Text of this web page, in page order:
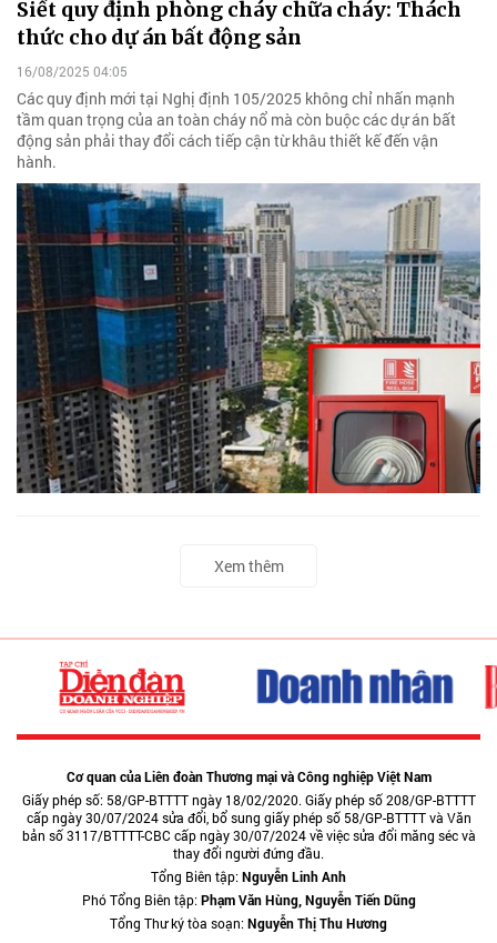
Siết quy định phòng cháy chữa cháy: Thách
thức cho dự án bất động sản
16/08/2025 04:05
Các quy định mới tại Nghị định 105/2025 không chỉ nhấn mạnh
tầm quan trọng của an toàn cháy nổ mà còn buộc các dự án bất
động sản phải thay đổi cách tiếp cận từ khâu thiết kế đến vận
hành.
Xem thêm
Cơ quan của Liên đoàn Thương mại và Công nghiệp Việt Nam
Giấy phép số: 58/GP-BTTTT ngày 18/02/2020. Giấy phép số 208/GP-BTTTT
cấp ngày 30/07/2024 sửa đổi, bổ sung giấy phép số 58/GP-BTTTT và Văn
bản số 3117/BTTTT-CBC cấp ngày 30/07/2024 về việc sửa đổi măng séc và
thay đổi người đứng đầu.
Tổng Biên tập:Nguyễn Linh Anh
Phó Tổng Biên tập:Phạm Văn Hùng, Nguyễn Tiến Dũng
Tổng Thư ký tòa soạn:Nguyễn Thị Thu Hương